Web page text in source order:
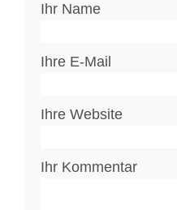
Ihr Name
Ihre E-Mail
Ihre Website
Ihr Kommentar